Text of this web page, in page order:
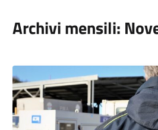
Archivi mensili: